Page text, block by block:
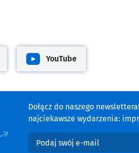
karcie
Otwiera się w nowej karcie
YouTube
Dołącz do naszego
najciekawsze wydarzenia:
Podaj swój e-mail